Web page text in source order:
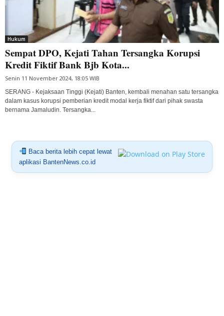
Hukum
Sempat DPO, Kejati Tahan Tersangka Korupsi
Kredit Fiktif Bank Bjb Kota...
Senin 11 November 2024, 18:05 WIB
SERANG - Kejaksaan Tinggi (Kejati) Banten, kembali menahan satu tersangka
dalam kasus korupsi pemberian kredit modal kerja fiktif dari pihak swasta
bernama Jamaludin. Tersangka...
Baca berita lebih cepat lewat
aplikasi BantenNews.co.id